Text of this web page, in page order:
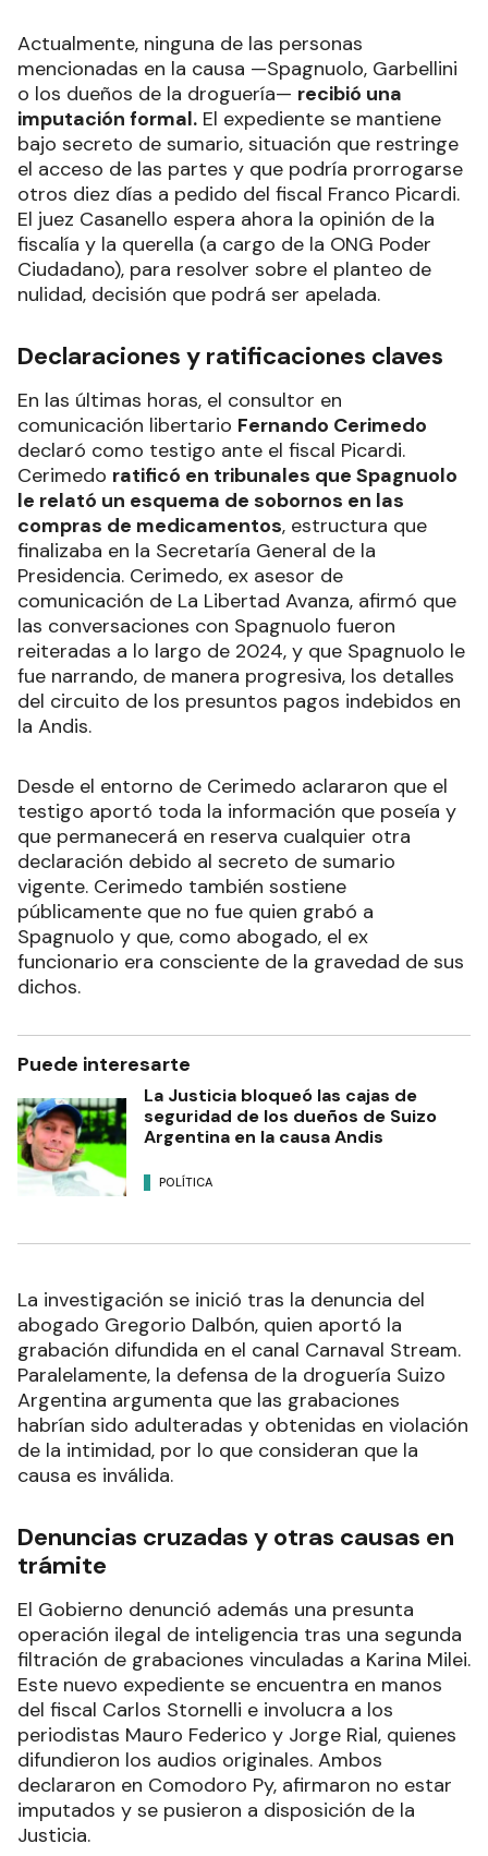
Actualmente, ninguna de las personas
mencionadas en la causa —Spagnuolo, Garbellini
o los dueños de la droguería— recibió una
imputación formal. El expediente se mantiene
bajo secreto de sumario, situación que restringe
el acceso de las partes y que podría prorrogarse
otros diez días a pedido del fiscal Franco Picardi.
El juez Casanello espera ahora la opinión de la
fiscalía y la querella (a cargo de la ONG Poder
Ciudadano), para resolver sobre el planteo de
nulidad, decisión que podrá ser apelada.
Declaraciones y ratificaciones claves
En las últimas horas, el consultor en
comunicación libertario Fernando Cerimedo
declaró como testigo ante el fiscal Picardi.
Cerimedo ratificó en tribunales que Spagnuolo
le relató un esquema de sobornos en las
compras de medicamentos, estructura que
finalizaba en la Secretaría General de la
Presidencia. Cerimedo, ex asesor de
comunicación de La Libertad Avanza, afirmó que
las conversaciones con Spagnuolo fueron
reiteradas a lo largo de 2024, y que Spagnuolo le
fue narrando, de manera progresiva, los detalles
del circuito de los presuntos pagos indebidos en
la Andis.
Desde el entorno de Cerimedo aclararon que el
testigo aportó toda la información que poseía y
que permanecerá en reserva cualquier otra
declaración debido al secreto de sumario
vigente. Cerimedo también sostiene
públicamente que no fue quien grabó a
Spagnuolo y que, como abogado, el ex
funcionario era consciente de la gravedad de sus
dichos.
Puede interesarte
La Justicia bloqueó las cajas de
seguridad de los dueños de Suizo
Argentina en la causa Andis
POLÍTICA
La investigación se inició tras la denuncia del
abogado Gregorio Dalbón, quien aportó la
grabación difundida en el canal Carnaval Stream.
Paralelamente, la defensa de la droguería Suizo
Argentina argumenta que las grabaciones
habrían sido adulteradas y obtenidas en violación
de la intimidad, por lo que consideran que la
causa es inválida.
Denuncias cruzadas y otras causas en
trámite
El Gobierno denunció además una presunta
operación ilegal de inteligencia tras una segunda
filtración de grabaciones vinculadas a Karina Milei.
Este nuevo expediente se encuentra en manos
del fiscal Carlos Stornelli e involucra a los
periodistas Mauro Federico y Jorge Rial, quienes
difundieron los audios originales. Ambos
declararon en Comodoro Py, afirmaron no estar
imputados y se pusieron a disposición de la
Justicia.